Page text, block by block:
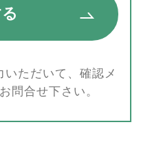
ただいて、確認メ
問合せ下さい。